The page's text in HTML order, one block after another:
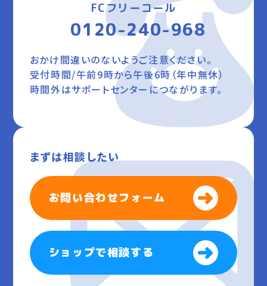
FCフリーコール
0120-240-968
おかけ間違いのないようご注意ください。
受付時間/午前9時から午後6時（年中無休）
時間外はサポートセンターにつながります。
まずは相談したい
お問い合わせフォーム
ショップで相談する